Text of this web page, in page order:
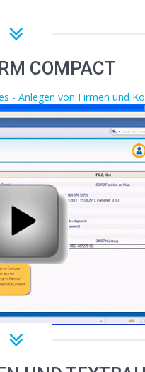
COMPACT
- Anlegen von Firmen und